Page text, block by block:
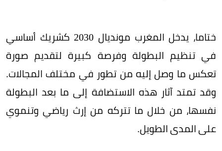
ختاما، يدخل المغرب مونديال 2030 كشريك أساسي
في تنظيم البطولة وفرصة كبيرة لتقديم صورة
تعكس ما وصل إليه من تطور في مختلف المجالات.
وقد تمتد آثار هذه الاستضافة إلى ما بعد البطولة
نفسها، من خلال ما تتركه من إرث رياضي وتنموي
على المدى الطويل.